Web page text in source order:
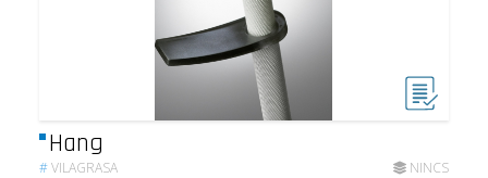
Hang
#VILAGRASA NINCS